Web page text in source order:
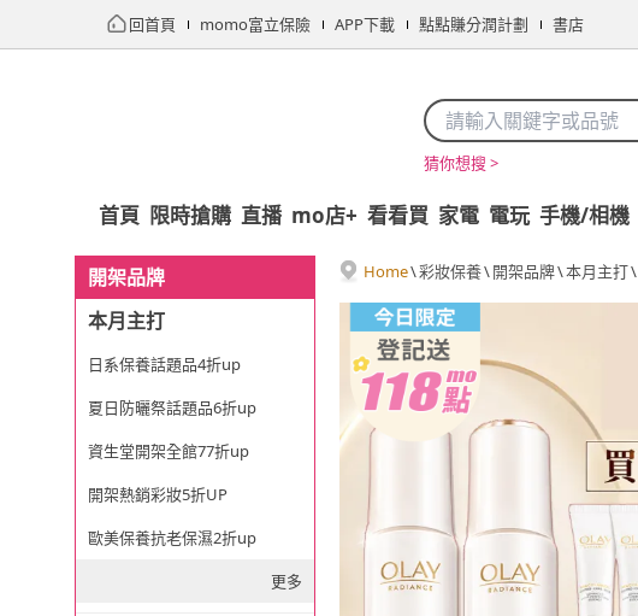
回首頁 momo富立保險 APP下載 點點賺分潤計劃 書店
猜你想搜 >
首頁 限時搶購 直播 mo店+ 看看買 家電 電玩 手機/相機
開架品牌
本月主打
日系保養話題品4折up
夏日防曬祭話題品6折up
資生堂開架全館77折up
開架熱銷彩妝5折UP
歐美保養抗老保濕2折up
更多
Home\彩妝保養\開架品牌\本月主打\